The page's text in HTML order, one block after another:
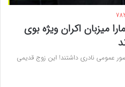
میزبان اکران ویژه بوی
عمومی نادری داشتند! این زوج قدیمی